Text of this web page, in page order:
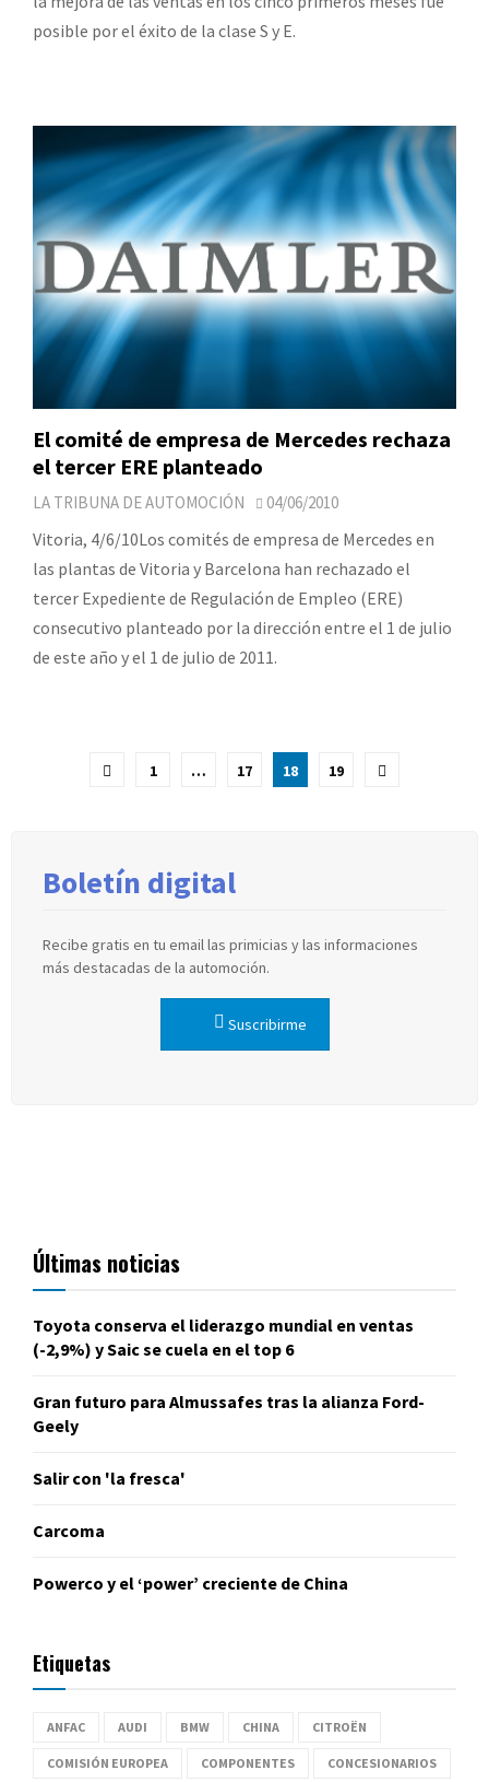
posible por el éxito de la clase S y E.
El comité de empresa de Mercedes rechaza
el tercer ERE planteado
LA TRIBUNA DE AUTOMOCIÓN 04/06/2010
Vitoria, 4/6/10Los comités de empresa de Mercedes en
las plantas de Vitoria y Barcelona han rechazado el
tercer Expediente de Regulación de Empleo (ERE)
consecutivo planteado por la dirección entre el 1 de julio
de este año y el 1 de julio de 2011.
Paginación
1 … 17 18 19
Boletín digital
Recibe gratis en tu email las primicias y las informaciones
más destacadas de la automoción.
Suscribirme
Últimas noticias
Toyota conserva el liderazgo mundial en ventas
(-2,9%) y Saic se cuela en el top 6
Gran futuro para Almussafes tras la alianza Ford-
Geely
Salir con 'la fresca'
Carcoma
Powerco y el ‘power’ creciente de China
Etiquetas
ANFAC AUDI BMW CHINA CITROËN
COMISIÓN EUROPEA COMPONENTES CONCESIONARIOS